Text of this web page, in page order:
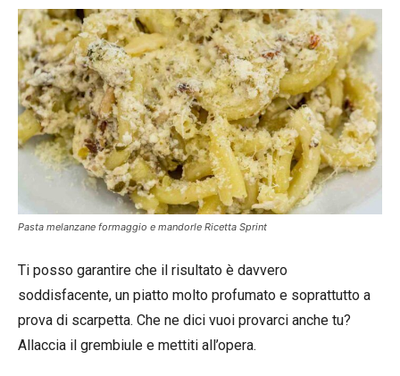
Pasta melanzane formaggio e mandorle Ricetta Sprint
Ti posso garantire che il risultato è davvero
soddisfacente, un piatto molto profumato e soprattutto a
prova di scarpetta. Che ne dici vuoi provarci anche tu?
Allaccia il grembiule e mettiti all’opera.